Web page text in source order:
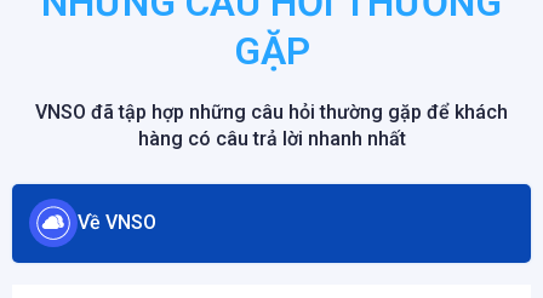
GẶP
VNSO đã tập hợp những câu hỏi thường gặp để khách
hàng có câu trả lời nhanh nhất
Về VNSO